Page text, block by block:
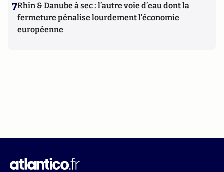
7Rhin & Danube à sec : l’autre voie d’eau dont la
fermeture pénalise lourdement l’économie
européenne